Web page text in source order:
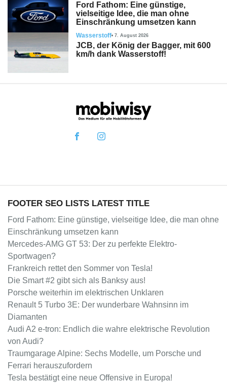
Ford Fathom: Eine günstige,
vielseitige Idee, die man ohne
Einschränkung umsetzen kann
Wasserstoff 7. August 2026
JCB, der König der Bagger, mit 600
km/h dank Wasserstoff!
FOOTER SEO LISTS LATEST TITLE
Ford Fathom: Eine günstige, vielseitige Idee, die man ohne
Einschränkung umsetzen kann
Mercedes-AMG GT 53: Der zu perfekte Elektro-
Sportwagen?
Frankreich rettet den Sommer von Tesla!
Die Smart #2 gibt sich als Banksy aus!
Porsche weiterhin im elektrischen Unklaren
Renault 5 Turbo 3E: Der wunderbare Wahnsinn im
Diamanten
Audi A2 e-tron: Endlich die wahre elektrische Revolution
von Audi?
Traumgarage Alpine: Sechs Modelle, um Porsche und
Ferrari herauszufordern
Tesla bestätigt eine neue Offensive in Europa!